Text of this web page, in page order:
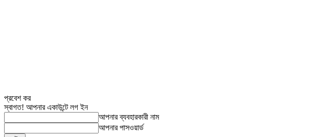
প্রবেশ কর
স্বাগত! আপনার একাউন্টে লগ ইন
আপনার ব্যবহারকারী নাম
আপনার পাসওয়ার্ড